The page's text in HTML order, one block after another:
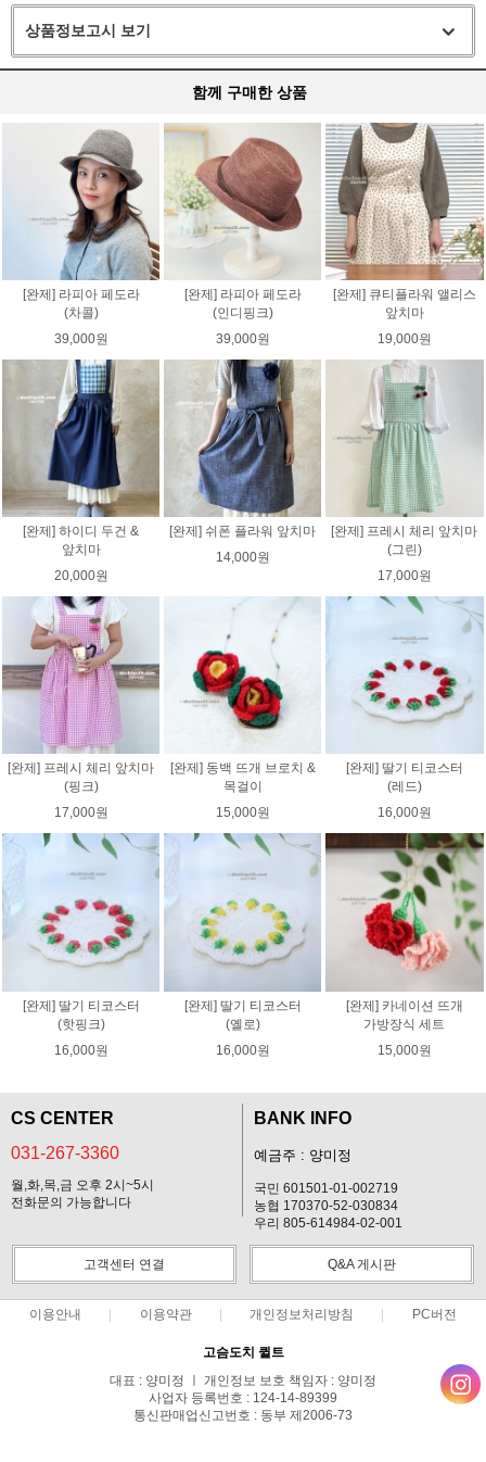
상품정보고시 보기
함께 구매한 상품
[완제] 라피아 페도라
(차콜)
39,000원
[완제] 라피아 페도라
(인디핑크)
39,000원
[완제] 큐티플라워 앨리스
앞치마
19,000원
[완제] 하이디 두건 &
앞치마
20,000원
[완제] 쉬폰 플라워 앞치마
14,000원
[완제] 프레시 체리 앞치마
(그린)
17,000원
[완제] 프레시 체리 앞치마
(핑크)
17,000원
[완제] 동백 뜨개 브로치 &
목걸이
15,000원
[완제] 딸기 티코스터
(레드)
16,000원
[완제] 딸기 티코스터
(핫핑크)
16,000원
[완제] 딸기 티코스터
(옐로)
16,000원
[완제] 카네이션 뜨개
가방장식 세트
15,000원
CS CENTER
031-267-3360
월,화,목,금 오후 2시~5시
전화문의 가능합니다
BANK INFO
예금주 : 양미정
국민 601501-01-002719
농협 170370-52-030834
우리 805-614984-02-001
고객센터 연결 Q&A 게시판
이용안내 이용약관 개인정보처리방침 PC버전
고슴도치 퀼트
대표 : 양미정 ㅣ 개인정보 보호 책임자 : 양미정
사업자 등록번호 : 124-14-89399
통신판매업신고번호 : 동부 제2006-73